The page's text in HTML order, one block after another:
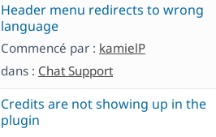
Header menu redirects to wrong
language
Commencé par : kamielP
dans : Chat Support
Credits are not showing up in the
plugin